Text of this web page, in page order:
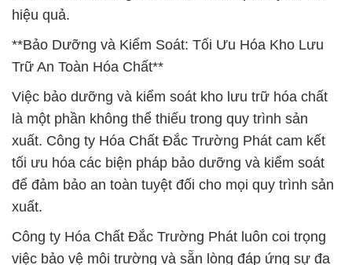
hiệu quả.
**Bảo Dưỡng và Kiểm Soát: Tối Ưu Hóa Kho Lưu
Trữ An Toàn Hóa Chất**
Việc bảo dưỡng và kiểm soát kho lưu trữ hóa chất
là một phần không thể thiếu trong quy trình sản
xuất. Công ty Hóa Chất Đắc Trường Phát cam kết
tối ưu hóa các biện pháp bảo dưỡng và kiểm soát
để đảm bảo an toàn tuyệt đối cho mọi quy trình sản
xuất.
Công ty Hóa Chất Đắc Trường Phát luôn coi trọng
việc bảo vệ môi trường và sẵn lòng đáp ứng sự đa